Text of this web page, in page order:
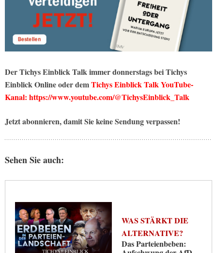
Der Tichys Einblick Talk immer donnerstags bei Tichys
Einblick Online oder demTichys Einblick Talk YouTube-
Kanal: https://www.youtube.com/@TichysEinblick_Talk
Jetzt abonnieren, damit Sie keine Sendung verpassen!
Sehen Sie auch:
WAS STÄRKT DIE
ALTERNATIVE?
Das Parteienbeben: